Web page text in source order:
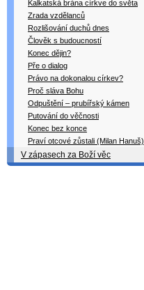
Kalkatská brána církve do světa
Zrada vzdělanců
Rozlišování duchů dnes
Člověk s budoucností
Konec dějin?
Pře o dialog
Právo na dokonalou církev?
Proč sláva Bohu
Odpuštění – prubířský kámen
Putování do věčnosti
Konec bez konce
Praví otcové zůstali (Milan Hanuš)
V zápasech za Boží věc